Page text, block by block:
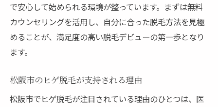
で安心して始められる環境が整っています。まずは無料
カウンセリングを活用し、自分に合った脱毛方法を見極
めることが、満足度の高い脱毛デビューの第一歩となり
ます。
松阪市のヒゲ脱毛が支持される理由
松阪市でヒゲ脱毛が注目されている理由のひとつは、医